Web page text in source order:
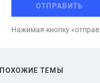
ОТПРАВИТЬ
Нажимая кнопку
ПОХОЖИЕ ТЕМЫ